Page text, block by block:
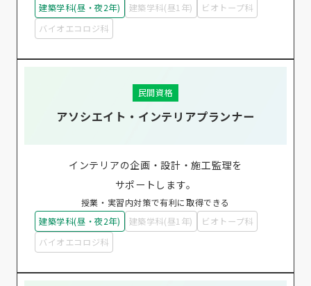
建築学科(昼・夜2年) 建築学科(昼1年)
ビオトープ科
バイオエコロジ科
民間資格
アソシエイト・インテリアプランナー
インテリアの企画・設計・施工監理を
サポートします。
授業・実習内対策で有利に取得できる
建築学科(昼・夜2年) 建築学科(昼1年)
ビオトープ科
バイオエコロジ科